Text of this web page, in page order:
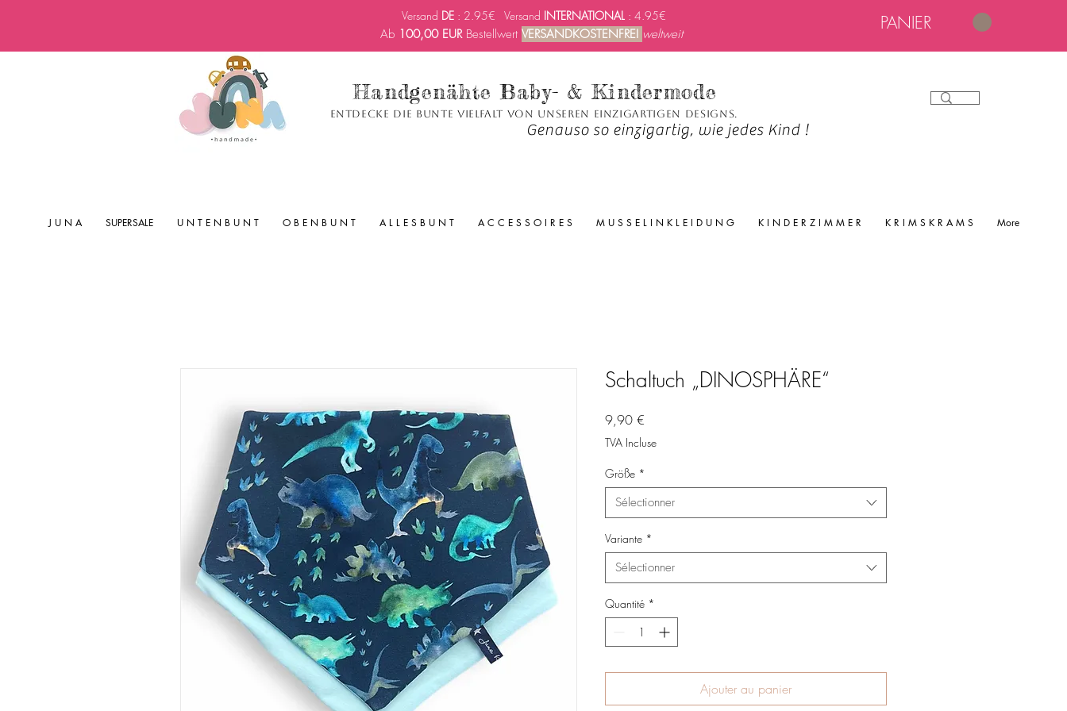
PANIER
Versand DE : 2.95€ Versand INTERNATIONAL : 4.95€
Ab 100,00 EURBestellwert VERSANDKOSTENFREI weltweit
Handgenähte Baby- & Kindermode
Entdecke die bunte Vielfalt von unseren einzigartigen Designs.
Genauso so einzigartig, wie jedes Kind !
J U N A SUPERSALE U N T E N B U N T O B E N B U N T A L L E S B U N T A C C E S S O I R E S M U S S E L I N K L E I D U N G K I N D E R Z I M M E R K R I M S K R A M S More
Schaltuch „DINOSPHÄRE“
9,90 €
TVA Incluse
Größe *
Sélectionner
Variante *
Sélectionner
Quantité *
Ajouter au panier